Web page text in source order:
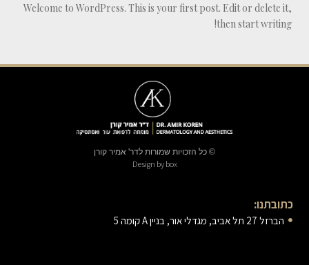
Welcome to WordPress. This is your first post. Edit or delete it,
then start writing!
© כל הזכויות שמורות לדר' אמיר קורן
Design by box
כתובתנו:
הברזל 27 תל אביב, מגדלי אור, בניין A קומה 5